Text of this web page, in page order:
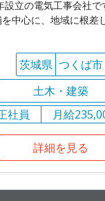
設立の電気工事会社で
中心に、地域に根差
茨城県 つくば市
土木・建築
社員
月給
詳細を見る